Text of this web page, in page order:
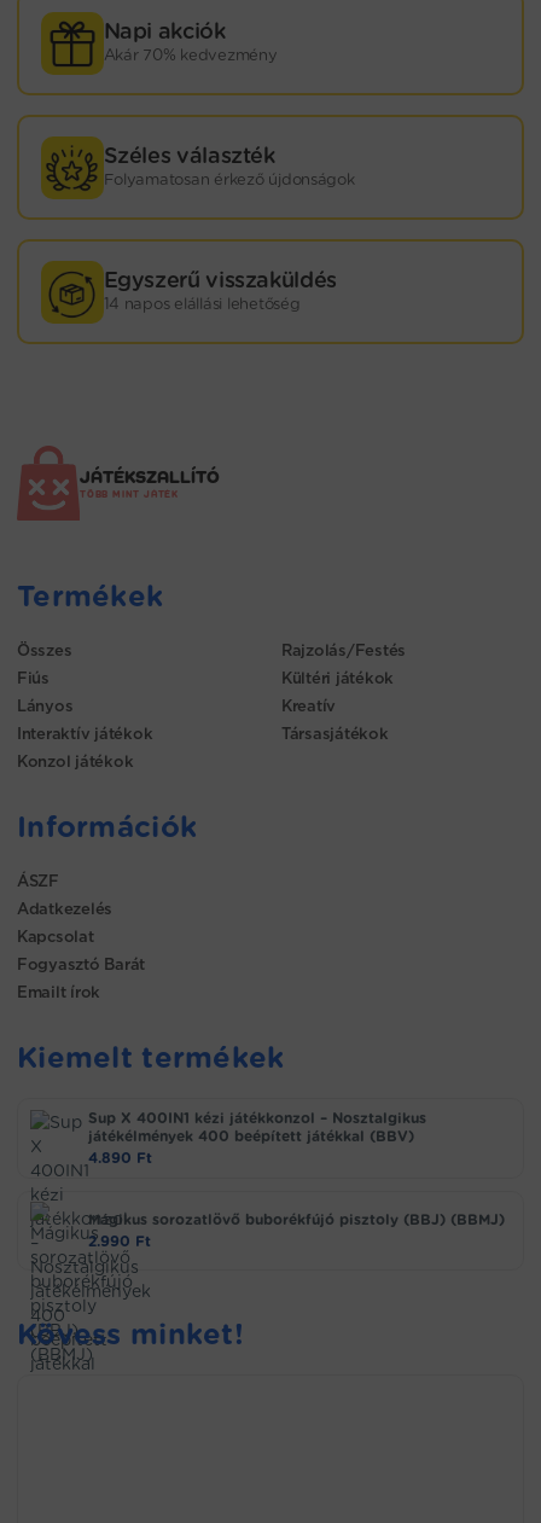
Napi akciók
Akár 70% kedvezmény
Széles választék
Folyamatosan érkező újdonságok
Egyszerű visszaküldés
14 napos elállási lehetőség
JÁTÉKSZALLÍTÓ
TÖBB MINT JÁTÉK
Termékek
Összes
Fiús
Lányos
Interaktív játékok
Konzol játékok
Rajzolás/Festés
Kültéri játékok
Kreatív
Társasjátékok
Információk
ÁSZF
Adatkezelés
Kapcsolat
Fogyasztó Barát
Emailt írok
Kiemelt termékek
Sup X 400IN1 kézi játékkonzol – Nosztalgikus
játékélmények 400 beépített játékkal (BBV)
4.890 Ft
Mágikus sorozatlövő buborékfújó pisztoly (BBJ) (BBMJ)
2.990 Ft
Kövess minket!